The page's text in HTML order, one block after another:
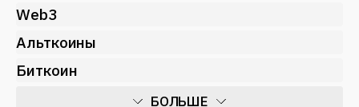
Web3
Альткоины
Биткоин
БОЛЬШЕ